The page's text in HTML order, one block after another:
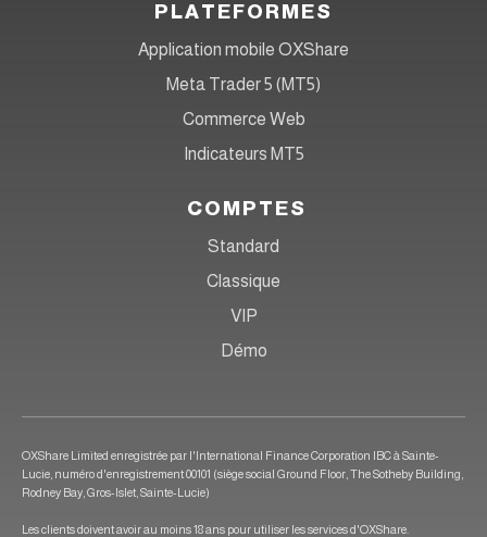
PLATEFORMES
Application mobile OXShare
Meta Trader 5 (MT5)
Commerce Web
Indicateurs MT5
COMPTES
Standard
Classique
VIP
Démo
OXShare Limited enregistrée par l'International Finance Corporation IBC à Sainte-
Lucie, numéro d'enregistrement 00101 (siège social Ground Floor, The Sotheby Building,
Rodney Bay, Gros-Islet, Sainte-Lucie)
Les clients doivent avoir au moins 18 ans pour utiliser les services d'OXShare.